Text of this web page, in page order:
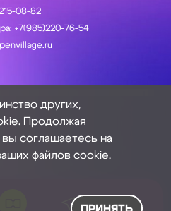
08-82
+7(985)220-76-54
других,
Продолжая
соглашаетесь на
файлов cookie.